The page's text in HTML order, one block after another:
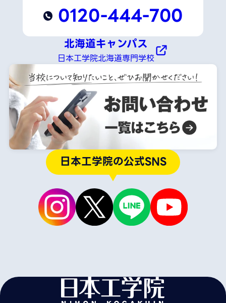
0120-444-700
北海道キャンパス
日本工学院北海道専門学校
日本工学院の公式SNS